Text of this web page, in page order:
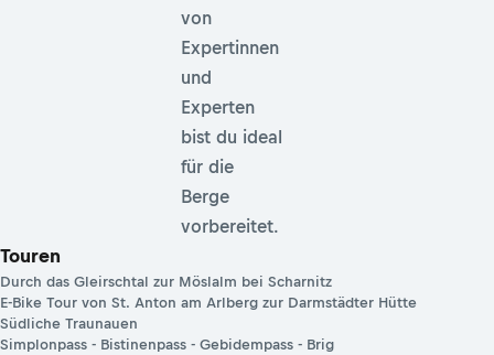
von
Expertinnen
und
Experten
bist du ideal
für die
Berge
vorbereitet.
Touren
Durch das Gleirschtal zur Möslalm bei Scharnitz
E-Bike Tour von St. Anton am Arlberg zur Darmstädter Hütte
Südliche Traunauen
Simplonpass - Bistinenpass - Gebidempass - Brig